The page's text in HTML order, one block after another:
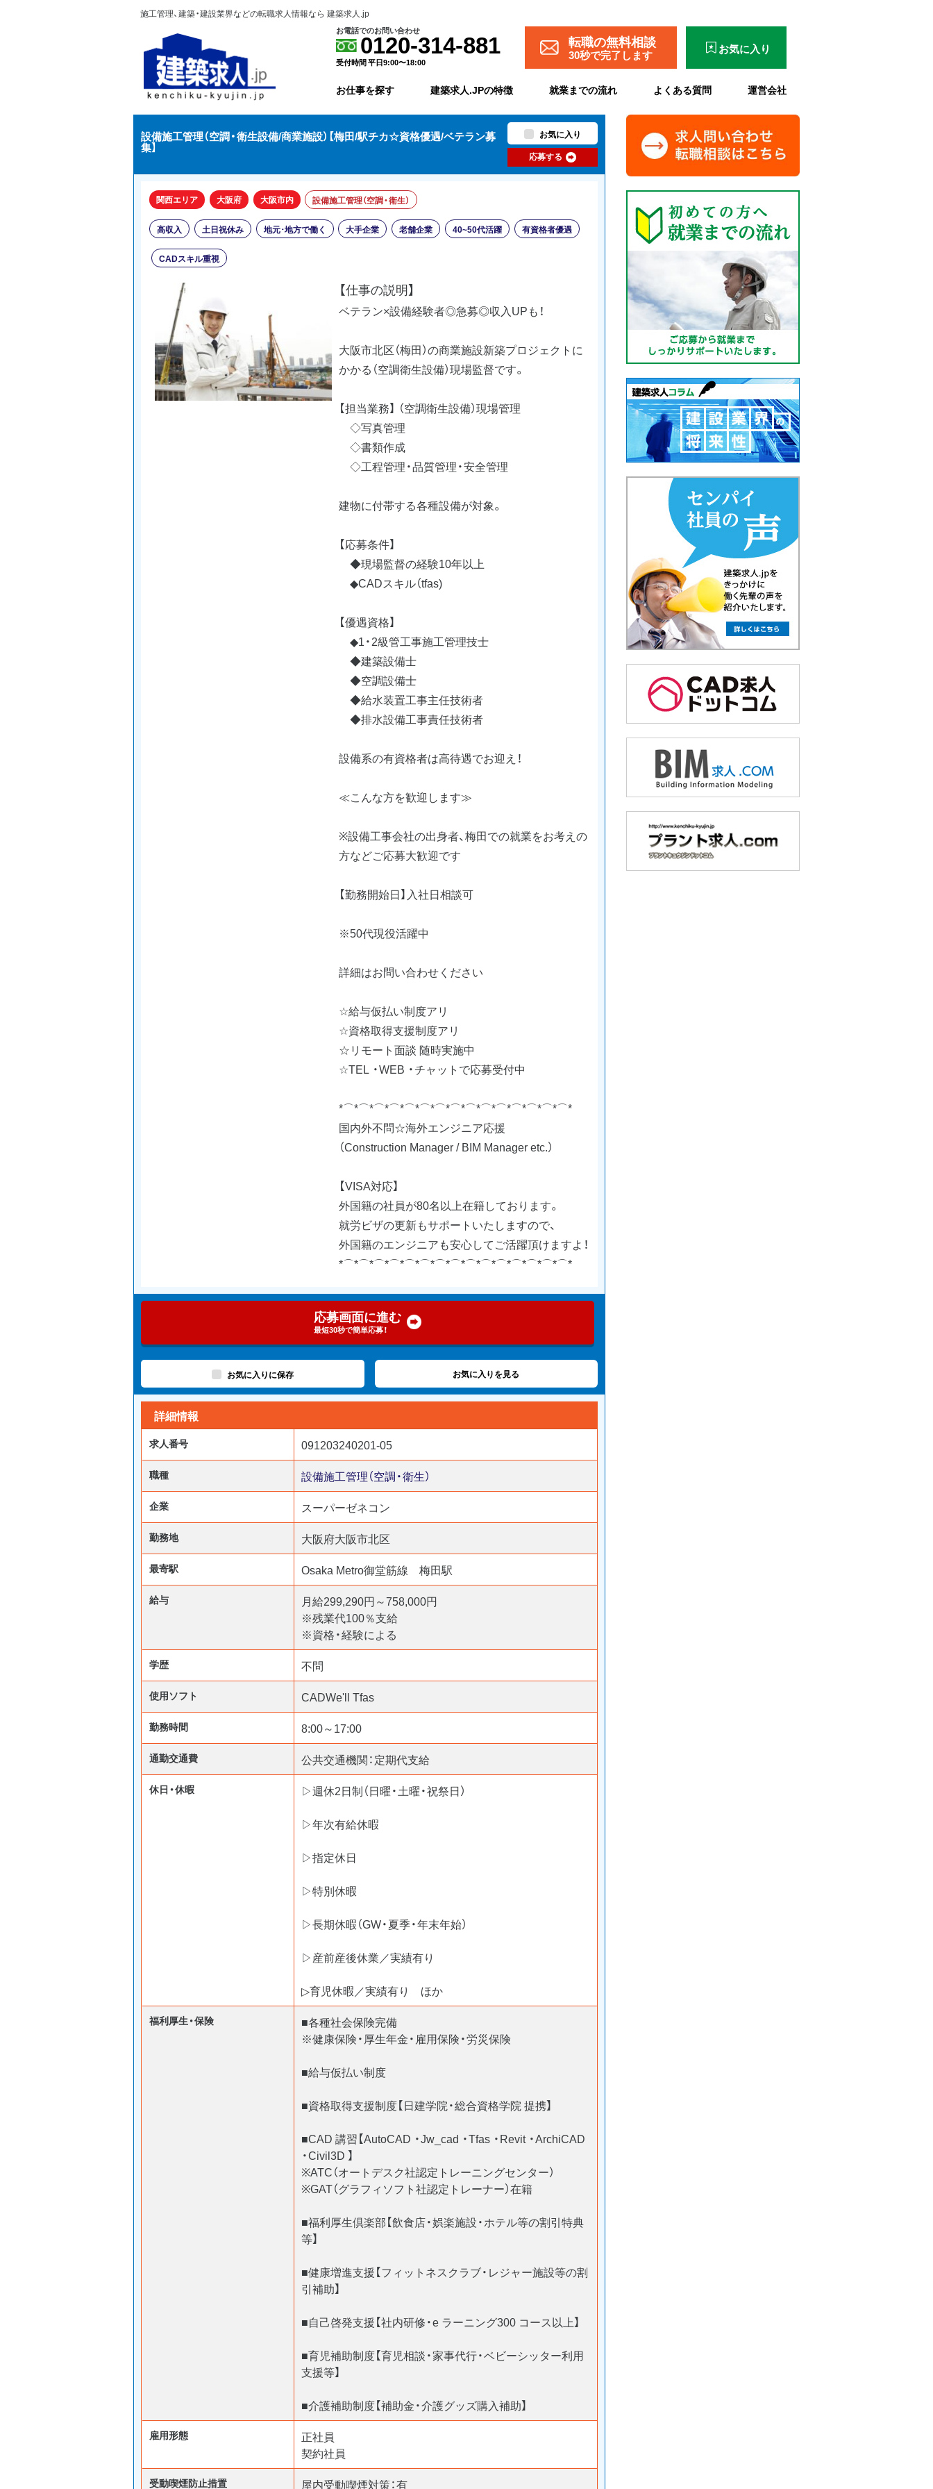
施工管理、建築・建設業界などの転職求人情報なら 建築求人.jp
お電話でのお問い合わせ
0120-314-881
受付時間 平日9:00〜18:00
転職の無料相談
30秒で完了します お気に入り
お仕事を探す 建築求人.JPの特徴 就業までの流れ よくある質問 運営会社
設備施工管理（空調・衛生設備/商業施設）【梅田/駅チカ☆資格優遇/ベテラン募
集】
お気に入り
応募する
関西エリア 大阪府 大阪市内 設備施工管理（空調・衛生）
高収入 土日祝休み 地元･地方で働く 大手企業 老舗企業 40~50代活躍 有資格者優遇
CADスキル重視
【仕事の説明】
ベテラン×設備経験者◎急募◎収入UPも！
大阪市北区（梅田）の商業施設新築プロジェクトに
かかる（空調衛生設備）現場監督です。
【担当業務】 （空調衛生設備）現場管理
◇写真管理
◇書類作成
◇工程管理・品質管理・安全管理
建物に付帯する各種設備が対象。
【応募条件】
◆現場監督の経験10年以上
◆CADスキル（tfas)
【優遇資格】
◆1・2級管工事施工管理技士
◆建築設備士
◆空調設備士
◆給水装置工事主任技術者
◆排水設備工事責任技術者
設備系の有資格者は高待遇でお迎え！
≪こんな方を歓迎します≫
※設備工事会社の出身者、梅田での就業をお考えの
方などご応募大歓迎です
【勤務開始日】入社日相談可
※50代現役活躍中
詳細はお問い合わせください
☆給与仮払い制度アリ
☆資格取得支援制度アリ
☆リモート面談 随時実施中
☆TEL ・WEB ・チャットで応募受付中
*⌒*⌒*⌒*⌒*⌒*⌒*⌒*⌒*⌒*⌒*⌒*⌒*⌒*⌒*⌒*
国内外不問☆海外エンジニア応援
（Construction Manager / BIM Manager etc.）
【VISA対応】
外国籍の社員が80名以上在籍しております。
就労ビザの更新もサポートいたしますので、
外国籍のエンジニアも安心してご活躍頂けますよ！
*⌒*⌒*⌒*⌒*⌒*⌒*⌒*⌒*⌒*⌒*⌒*⌒*⌒*⌒*⌒*
応募画面に進む
最短30秒で簡単応募！
お気に入りに保存 お気に入りを見る
詳細情報
求人番号 091203240201-05
職種 設備施工管理（空調・衛生）
企業 スーパーゼネコン
勤務地 大阪府大阪市北区
最寄駅 Osaka Metro御堂筋線 梅田駅
給与
月給299,290円～758,000円
※残業代100％支給
※資格・経験による
学歴 不問
使用ソフト CADWe'll Tfas
勤務時間 8:00～17:00
通勤交通費 公共交通機関：定期代支給
休日・休暇
▷週休2日制（日曜・土曜・祝祭日）
▷年次有給休暇
▷指定休日
▷特別休暇
▷長期休暇（GW・夏季・年末年始）
▷産前産後休業／実績有り
▷育児休暇／実績有り ほか
福利厚生・保険
■各種社会保険完備
※健康保険・厚生年金・雇用保険・労災保険
■給与仮払い制度
■資格取得支援制度【日建学院・総合資格学院 提携】
■CAD 講習【AutoCAD ・Jw_cad ・Tfas ・Revit ・ArchiCAD
・Civil3D 】
※ATC（オートデスク社認定トレーニングセンター）
※GAT（グラフィソフト社認定トレーナー）在籍
■福利厚生倶楽部【飲食店・娯楽施設・ホテル等の割引特典
等】
■健康増進支援【フィットネスクラブ・レジャー施設等の割
引補助】
■自己啓発支援【社内研修・e ラーニング300 コース以上】
■育児補助制度【育児相談・家事代行・ベビーシッター利用
支援等】
■介護補助制度【補助金・介護グッズ購入補助】
雇用形態
正社員
契約社員
受動喫煙防⽌措置 屋内受動喫煙対策：有